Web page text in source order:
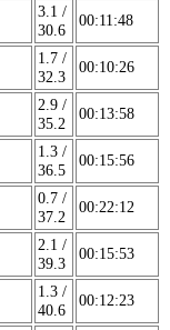
3.1 /
30.6
00:11:48
1.7 /
32.3
00:10:26
2.9 /
35.2
00:13:58
1.3 /
36.5
00:15:56
0.7 /
37.2
00:22:12
2.1 /
39.3
00:15:53
1.3 /
40.6
00:12:23